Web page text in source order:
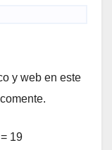
y web en este
= 19